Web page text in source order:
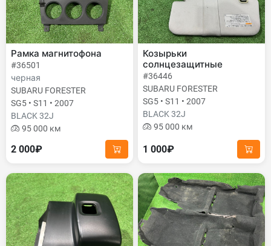
Рамка магнитофона
#36501
черная
SUBARU FORESTER
SG5 • S11 • 2007
BLACK 32J
95 000 км
2 000₽
Козырьки
солнцезащитные
#36446
SUBARU FORESTER
SG5 • S11 • 2007
BLACK 32J
95 000 км
1 000₽